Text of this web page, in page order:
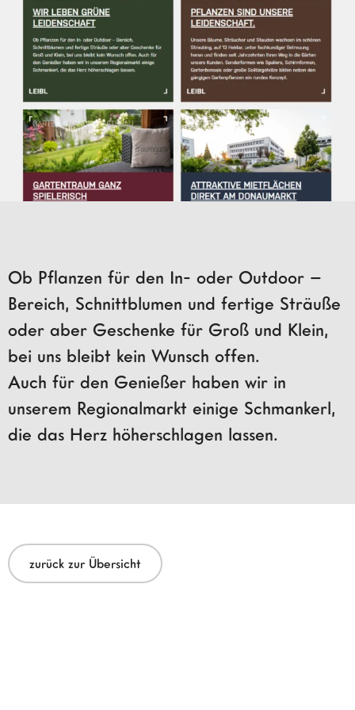
Ob Pflanzen für den In- oder Outdoor –
Bereich, Schnittblumen und fertige Sträuße
oder aber Geschenke für Groß und Klein,
bei uns bleibt kein Wunsch offen.
Auch für den Genießer haben wir in
unserem Regionalmarkt einige Schmankerl,
die das Herz höherschlagen lassen.
zurück zur Übersicht